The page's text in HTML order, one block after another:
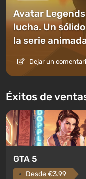
Avatar
lucha. Un
la serie animada
Dejar un
Éxitos de
GTA 5
Desde €3.99